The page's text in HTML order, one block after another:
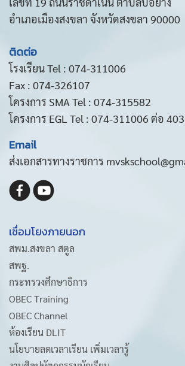
อำเภอเมืองสงขลา จังหวัดสงขลา 90000
ติดต่อ
โรงเรียน Tel : 074-311006
Fax : 074-326107
โครงการ SMA Tel : 074-315582
โครงการ EGL Tel : 074-311006 ต่อ 403
Email
ส่งเอกสารทางราชการ
เชื่อมโยงภายนอก
สพม.สงขลา สตูล
สพฐ.
กระทรวงศึกษาธิการ
OBEC Training
OBEC Channel
ห้องเรียน DLIT
นโยบายลดเวลาเรียน เพิ่มเวลารู้